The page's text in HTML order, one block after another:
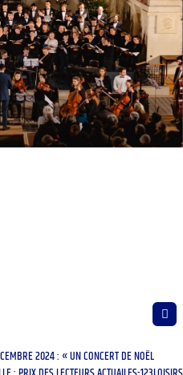
2024 : « UN CONCERT DE NOËL